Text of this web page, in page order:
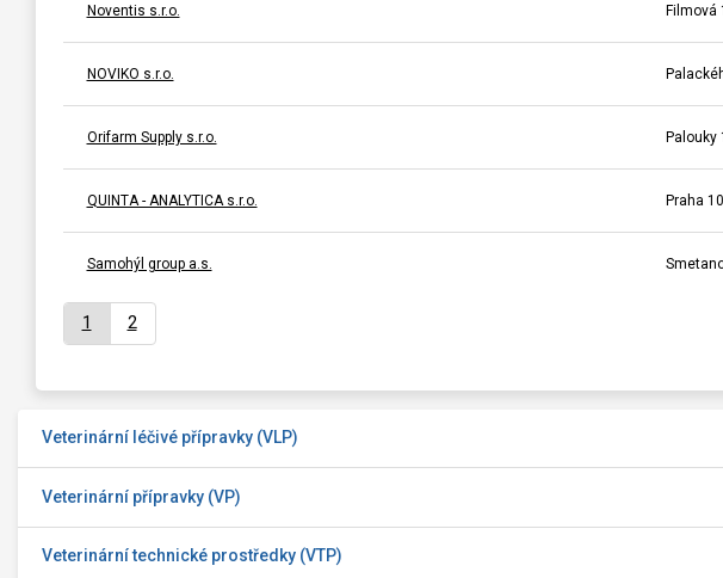
Veterinární léčivé přípravky (VLP)
Veterinární přípravky (VP)
Veterinární technické prostředky (VTP)
Noventis s.r.o. Filmová
NOVIKO s.r.o.
Orifarm Supply s.r.o. Palouky
QUINTA - ANALYTICA s.r.o. Praha
Samohýl group a.s.
1 2